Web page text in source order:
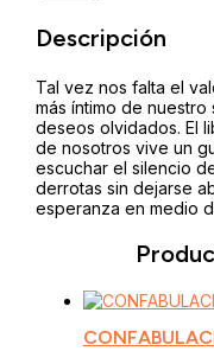
Descripción
Tal vez nos falta el
más íntimo de
deseos olvidados. El
de nosotros vive un
escuchar el silencio
derrotas sin dejarse
esperanza en medio